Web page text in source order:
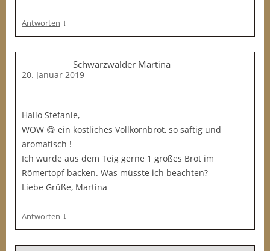
Antworten ↓
Schwarzwälder Martina
20. Januar 2019
Hallo Stefanie,
WOW 😋 ein köstliches Vollkornbrot, so saftig und
aromatisch !
Ich würde aus dem Teig gerne 1 großes Brot im
Römertopf backen. Was müsste ich beachten?
Liebe Grüße, Martina
Antworten ↓